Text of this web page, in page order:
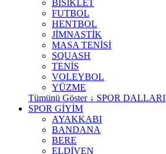
BİSİKLET
FUTBOL
HENTBOL
JİMNASTİK
MASA TENİSİ
SQUASH
TENİS
VOLEYBOL
YÜZME
Tümünü Göster ↓ SPOR DALLARI
SPOR GİYİM
AYAKKABI
BANDANA
BERE
ELDİVEN